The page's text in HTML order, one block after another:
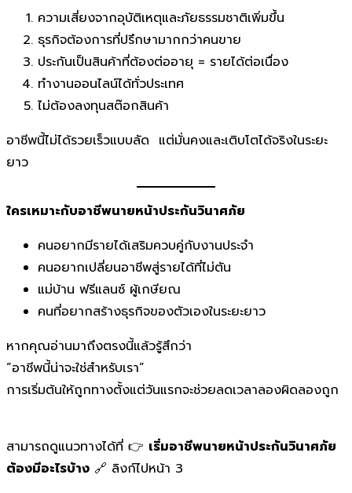
ความเสี่ยงจากอุบัติเหตุและภัยธรรมชาติเพิ่มขึ้น
ธุรกิจต้องการที่ปรึกษามากกว่าคนขาย
ประกันเป็นสินค้าที่ต้องต่ออายุ = รายได้ต่อเนื่อง
ทำงานออนไลน์ได้ทั่วประเทศ
ไม่ต้องลงทุนสต๊อกสินค้า
อาชีพนี้ไม่ได้รวยเร็วแบบลัด แต่มั่นคงและเติบโตได้จริงในระยะ
ยาว
ใครเหมาะกับอาชีพนายหน้าประกันวินาศภัย
คนอยากมีรายได้เสริมควบคู่กับงานประจำ
คนอยากเปลี่ยนอาชีพสู่รายได้ที่ไม่ตัน
แม่บ้าน ฟรีแลนซ์ ผู้เกษียณ
คนที่อยากสร้างธุรกิจของตัวเองในระยะยาว
หากคุณอ่านมาถึงตรงนี้แล้วรู้สึกว่า
“อาชีพนี้น่าจะใช่สำหรับเรา”
การเริ่มต้นให้ถูกทางตั้งแต่วันแรกจะช่วยลดเวลาลองผิดลองถูก
สามารถดูแนวทางได้ที่ 👉 เริ่มอาชีพนายหน้าประกันวินาศภัย
ต้องมีอะไรบ้าง 🔗 ลิงก์ไปหน้า 3